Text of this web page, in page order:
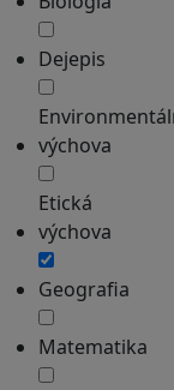
Dejepis
výchova
Etická
výchova
Geografia
Matematika